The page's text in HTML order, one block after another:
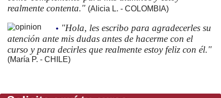
realmente contenta." (Alicia L. - COLOMBIA)
• "Hola, les escribo para agradecerles su
atención ante mis dudas antes de hacerme con el
curso y para decirles que realmente estoy feliz con él."
(María P. - CHILE)